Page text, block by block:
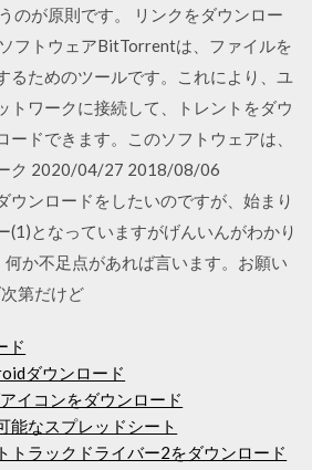
のが原則です。 リンクをダウンロー
フトウェアBitTorrentは、ファイルを
るためのツールです。これにより、ユ
トワークに接続して、トレントをダウ
ードできます。このソフトウェアは、
ク 2020/04/27 2018/08/06
ンロードをしたいのですが、始まり
(1)となっていますがげんいんがわかり
か不足点があれば言います。お願い
第だけど
ド
ダウンロード
イコンをダウンロード
能なスプレッドシート
トラックドライバー2をダウンロード